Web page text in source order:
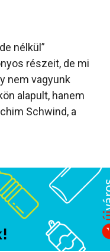
nélkül”
részeit, de mi
nem vagyunk
alapult, hanem
Schwind, a